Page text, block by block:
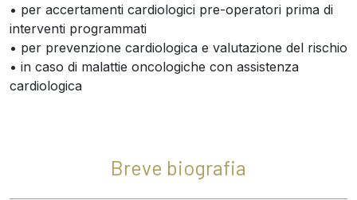
• per accertamenti cardiologici pre-operatori prima di
interventi programmati
• per prevenzione cardiologica e valutazione del rischio
• in caso di malattie oncologiche con assistenza
cardiologica
Breve biografia